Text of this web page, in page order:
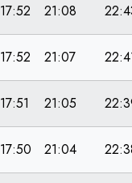
17:52 21:08
17:52 21:07
17:51 21:05
17:50 21:04